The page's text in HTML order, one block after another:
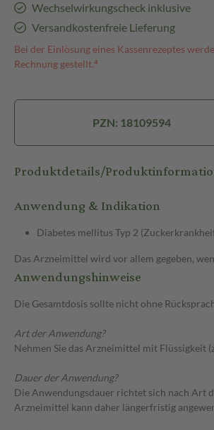
Wechselwirkungscheck inklusive
Versandkostenfreie Lieferung
Bei der Einlösung eines Kassenrezeptes
Rechnung gestellt.⁴
PZN: 18109594
Produktdetails/
Anwendung & Indikation
Diabetes mellitus Typ 2
Das Arzneimittel wird vor allem gegeben,
Anwendungshinweise
Die Gesamtdosis sollte nicht ohne
Art der Anwendung?
Nehmen Sie das Arzneimittel mit Flüssigkeit
Dauer der Anwendung?
Die Anwendungsdauer richtet sich nach Art
Arzneimittel kann daher längerfristig